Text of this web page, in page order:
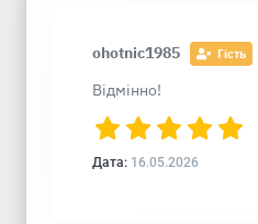
ohotnic1985 Гість
Відмінно!
Дата: 16.05.2026